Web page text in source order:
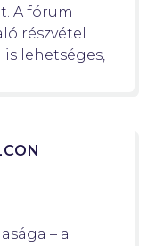
A fórum
részvétel
lehetséges,
– a